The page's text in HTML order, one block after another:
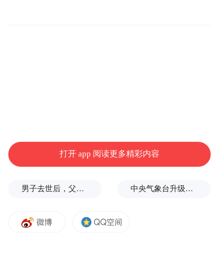
宣布再次延长首都紧急状态。（海外网 张
琪）
打开 app 阅读更多精彩内容
男子去世后，父母要求对孙子进行亲子鉴定，儿媳拒绝 中央气象台升级发布台风红色预警